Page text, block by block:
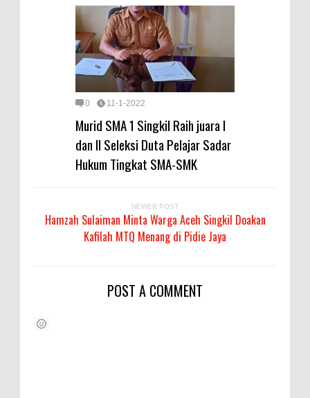
0 11-1-2022
Murid SMA 1 Singkil Raih juara I
dan II Seleksi Duta Pelajar Sadar
Hukum Tingkat SMA-SMK
NEWER POST
Hamzah Sulaiman Minta Warga Aceh Singkil Doakan
Kafilah MTQ Menang di Pidie Jaya
POST A COMMENT